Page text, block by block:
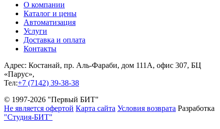
О компании
Каталог и цены
Автоматизация
Услуги
Доставка и оплата
Контакты
Адрес: Костанай, пр. Аль-Фараби, дом 111А, офис 307, БЦ
«Парус»,
Тел:+7 (7142) 39-38-38
© 1997-2026 "Первый БИТ"
Не является офертой Карта сайта Условия возврата Разработка
"Студия-БИТ"